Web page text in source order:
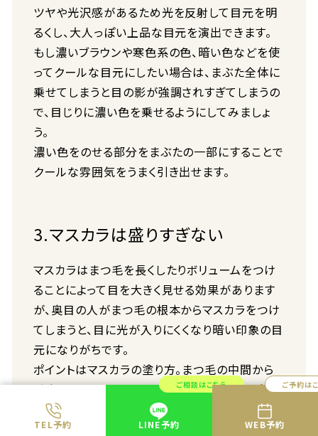
TEL予約
ご相談はこちら
LINE予約
ご予約は
WEB予約
ツヤや光沢感があるため光を反射して目元を明
るくし、大人っぽい上品な目元を演出できます。
もし濃いブラウンや寒色系の色、暗い色などを使
ってクールな目元にしたい場合は、まぶた全体に
乗せてしまうと目の影が強調されすぎてしまうの
で、目じりに濃い色を乗せるようにしてみましょ
う。
濃い色をのせる部分をまぶたの一部にすることで
クールな雰囲気をうまく引き出せます。
3.マスカラは盛りすぎない
マスカラはまつ毛を長くしたりボリュームをつけ
ることによって目を大きく見せる効果があります
が、奥目の人がまつ毛の根本からマスカラをつけ
てしまうと、目に光が入りにくくなり暗い印象の目
元になりがちです。
ポイントはマスカラの塗り方。まつ毛の中間から
毛先にだけマスカラをつけると、目元に入る光を
遮らないまつ毛に仕上がります。
さらにマスカラの色はブラックではなくグレーや